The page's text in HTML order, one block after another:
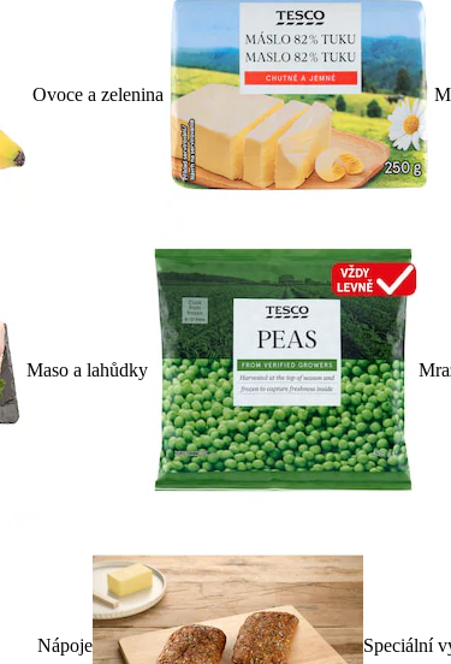
Ovoce a zelenina
Maso a lahůdky
Nápoje Speciální